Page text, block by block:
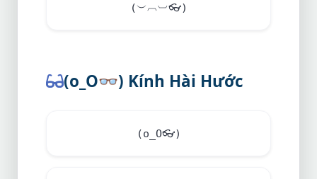
(︶︹︺👓)
(o_O👓) Kính Hài Hước
(o_O👓)